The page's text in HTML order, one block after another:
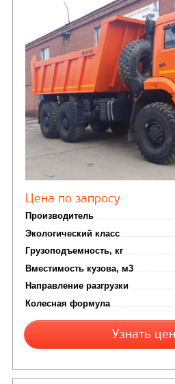
САМОСВАЛ КАМАЗ-
от 5 100 000₽
Производитель
Экологический класс
Грузоподъемность, кг